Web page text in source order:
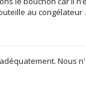
au
Nous